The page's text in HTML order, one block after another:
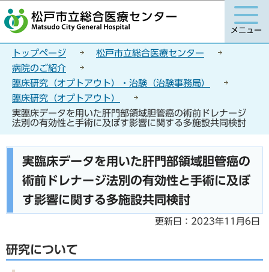
こ
の
す
メニュー
トップページ
松戸市立総合医療センター
病院のご紹介
臨床研究（オプトアウト）・治験（治験事務局）
臨床研究（オプトアウト）
実臨床データを用いた肝門部領域胆管癌の術前ドレナージ
法別の有効性と手術に及ぼす影響に関する多施設共同検討
か
実臨床データを用いた肝門部領域胆管癌の
術前ドレナージ法別の有効性と手術に及ぼ
す影響に関する多施設共同検討
更新日：2023年11月6日
研究について